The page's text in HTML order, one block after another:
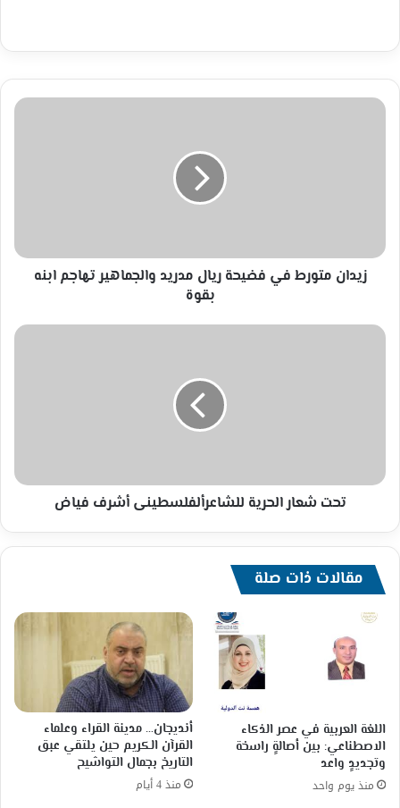
زيدان
ابنه
بقوةزيدان متورط في فضيحة ريال مدريد والجماهير تهاجم ابنه
بقوة
تحت
تحت شعار الحرية للشاعرألفلسطينى أشرف فياض
مقالات ذات صلة
اللغة العربية في عصر الذكاء
الاصطناعي: بين أصالةٍ راسخة
وتجديدٍ واعد
منذ يوم واحد
أنديجان… مدينة القراء وعلماء
القرآن الكريم حين يلتقي عبق
التاريخ بجمال التواشيح
منذ 4 أيام